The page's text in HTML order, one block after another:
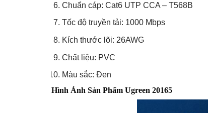
Chuẩn cáp: Cat6 UTP CCA – T568B
Tốc độ truyền tải: 1000 Mbps
Kích thước lõi: 26AWG
Chất liệu: PVC
Màu sắc: Đen
Hình Ảnh Sản Phẩm Ugreen 20165